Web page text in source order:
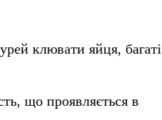
клювати яйця, багаті
що проявляється в